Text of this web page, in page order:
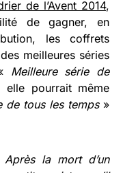
de l’Avent 2014,
de gagner, en
les coffrets
meilleures séries
Meilleure série de
elle pourrait même
de tous les temps»
Après la mort d’un